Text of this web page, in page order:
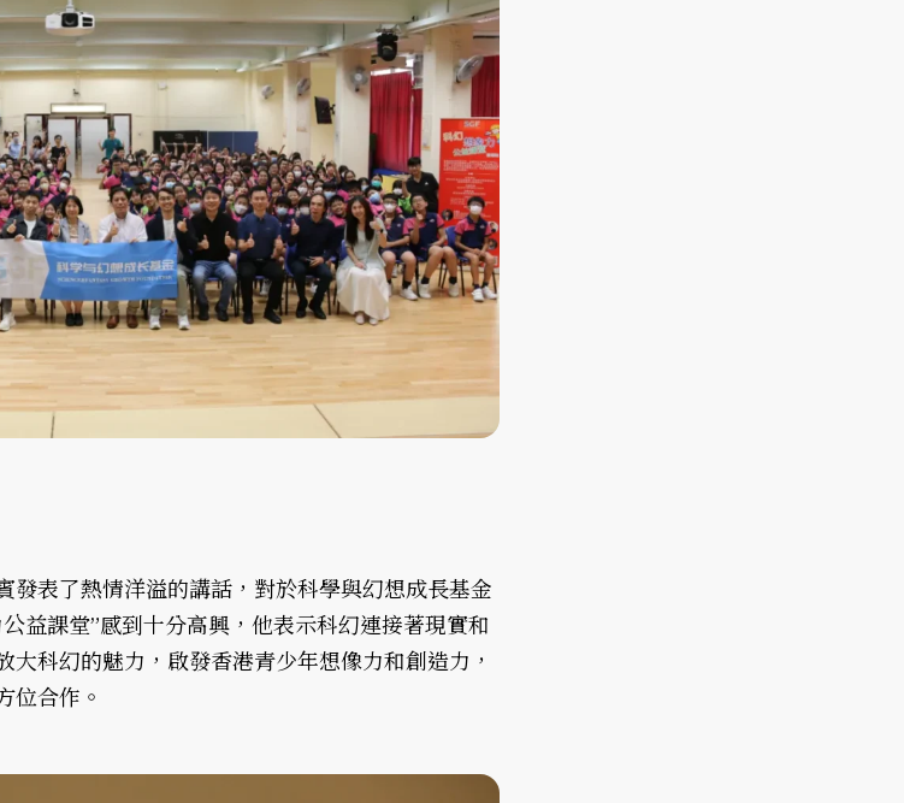
發表了熱情洋溢的講話，對於科學與幻想成長基金
益課堂”感到十分高興，他表示科幻連接著現實和
科幻的魅力，啟發香港青少年想像力和創造力，
位合作。